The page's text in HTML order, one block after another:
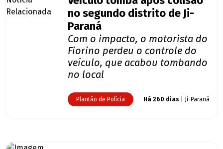
no segundo distrito de Ji-
Paraná
Com o impacto, o motorista do
Fiorino perdeu o controle do
veículo, que acabou tombando
no local
Plantão de Polícia Há 260 dias | Ji-Paraná